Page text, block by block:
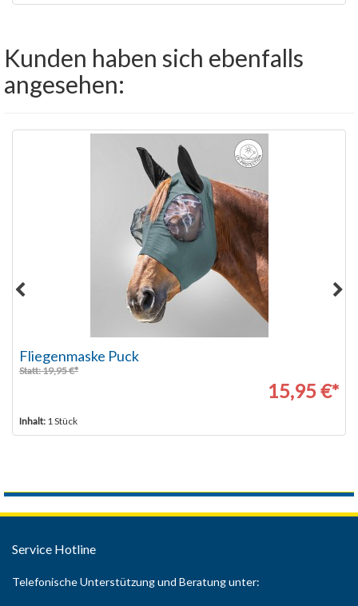
Kunden haben sich ebenfalls
angesehen:
Fliegenmaske Puck
Statt: 19,95 €*
15,95 €*
Inhalt: 1 Stück
Service Hotline
Telefonische Unterstützung und Beratung unter: